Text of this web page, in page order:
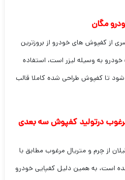
مگان
از کفپوش های خودرو از بروزترین
به وسیله لیزر است، استفاده
تا کفپوش طراحی شده کاملا قالب
مرغوب درتولید کفپوش سه بعدی
از چرم و متریال مرغوب مطابق با
است، به همین دلیل کفپایی خودرو